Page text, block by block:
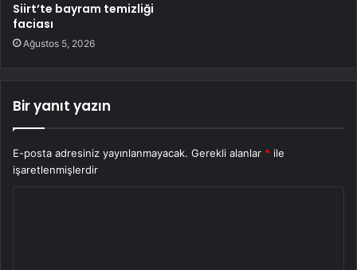
Siirt’te bayram temizliği
faciası
Ağustos 5, 2026
Bir yanıt yazın
E-posta adresiniz yayınlanmayacak. Gerekli alanlar * ile
işaretlenmişlerdir